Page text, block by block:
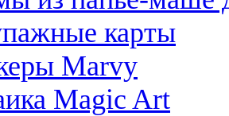
карты
Marvy
Magic Art